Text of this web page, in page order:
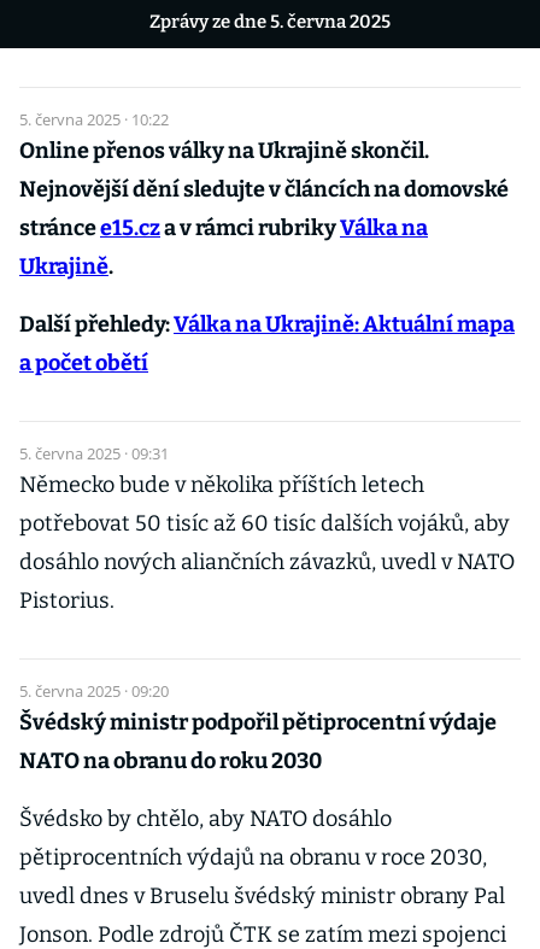
Zprávy ze dne 5. června 2025
5. června 2025 · 10:22
Online přenos války na Ukrajině skončil.
Nejnovější dění sledujte v článcích na domovské
stráncee15.cza v rámci rubrikyVálka na
Ukrajině.
Další přehledy:Válka na Ukrajině: Aktuální mapa
a počet obětí
5. června 2025 · 09:31
Německo bude v několika příštích letech
potřebovat 50 tisíc až 60 tisíc dalších vojáků, aby
dosáhlo nových aliančních závazků, uvedl v NATO
Pistorius.
5. června 2025 · 09:20
Švédský ministr podpořil pětiprocentní výdaje
NATO na obranu do roku 2030
Švédsko by chtělo, aby NATO dosáhlo
pětiprocentních výdajů na obranu v roce 2030,
uvedl dnes v Bruselu švédský ministr obrany Pal
Jonson. Podle zdrojů ČTK se zatím mezi spojenci